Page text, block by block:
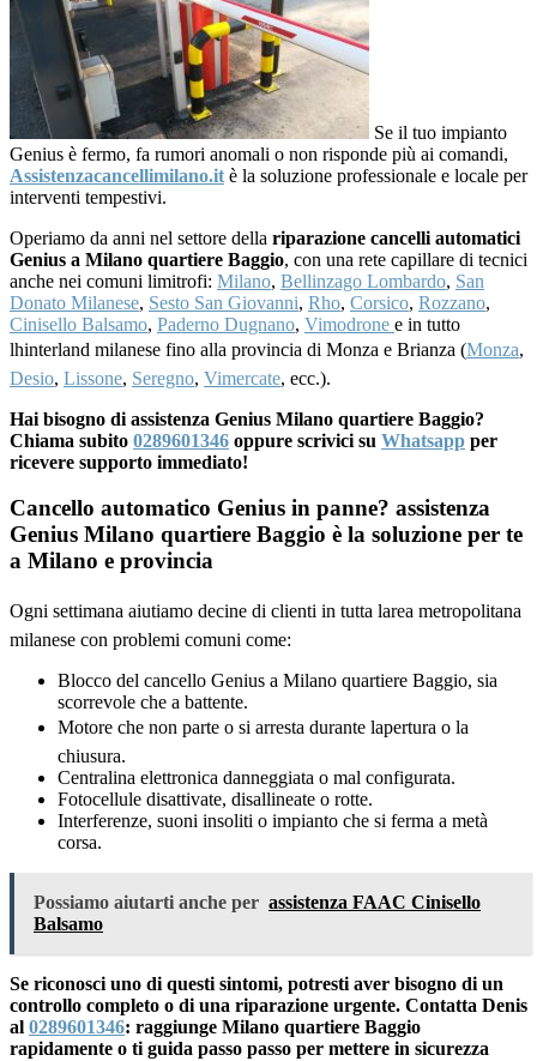
Se il tuo impianto
Genius è fermo, fa rumori anomali o non risponde più ai comandi,
Assistenzacancellimilano.it è la soluzione professionale e locale per
interventi tempestivi.
Operiamo da anni nel settore della riparazione cancelli automatici
Genius a Milano quartiere Baggio, con una rete capillare di tecnici
anche nei comuni limitrofi: Milano, Bellinzago Lombardo, San
Donato Milanese, Sesto San Giovanni, Rho, Corsico, Rozzano,
Cinisello Balsamo, Paderno Dugnano, Vimodrone e in tutto
lhinterland milanese fino alla provincia di Monza e Brianza (Monza,
Desio, Lissone, Seregno, Vimercate, ecc.).
Hai bisogno di assistenza Genius Milano quartiere Baggio?
Chiama subito 0289601346 oppure scrivici su Whatsapp per
ricevere supporto immediato!
Cancello automatico Genius in panne? assistenza
Genius Milano quartiere Baggio è la soluzione per te
a Milano e provincia
Ogni settimana aiutiamo decine di clienti in tutta larea metropolitana
milanese con problemi comuni come:
Blocco del cancello Genius a Milano quartiere Baggio, sia
scorrevole che a battente.
Motore che non parte o si arresta durante lapertura o la
chiusura.
Centralina elettronica danneggiata o mal configurata.
Fotocellule disattivate, disallineate o rotte.
Interferenze, suoni insoliti o impianto che si ferma a metà
corsa.
Possiamo aiutarti anche per assistenza FAAC Cinisello
Balsamo
Se riconosci uno di questi sintomi, potresti aver bisogno di un
controllo completo o di una riparazione urgente. Contatta Denis
al 0289601346: raggiunge Milano quartiere Baggio
rapidamente o ti guida passo passo per mettere in sicurezza